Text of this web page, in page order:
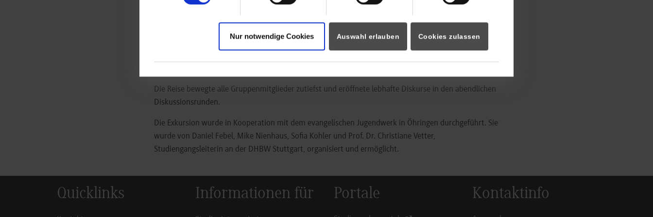
Nur notwendige Cookies Auswahl erlauben Cookies zulassen
Teil der Exkursion war auch ein Besuch im Polin-Museum, das mit einer faszinierenden und technisch
Einblicke in eine jahrhundertelange Periode des Antisemitismus gab. Im Korczakianum, das im
Die Reise bewegte alle Gruppenmitglieder zutiefst und eröffnete lebhafte Diskurse in den abendlichen
Diskussionsrunden.
Die Exkursion wurde in Kooperation mit dem evangelischen Jugendwerk in Öhringen durchgeführt. Sie
wurde von Daniel Febel, Mike Nienhaus, Sofia Kohler und Prof. Dr. Christiane Vetter,
Studiengangsleiterin an der DHBW Stuttgart, organisiert und ermöglicht.
Quicklinks Informationen für Portale Kontaktinfo